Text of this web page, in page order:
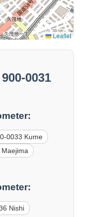
Leaflet
0031
0033 Kume
Nishi